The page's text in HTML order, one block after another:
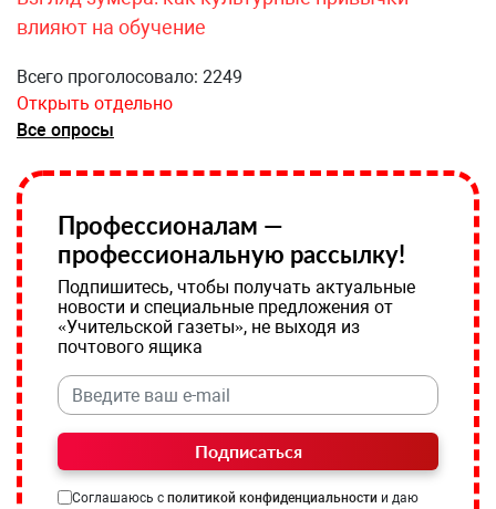
влияют на обучение
Всего проголосовало: 2249
Открыть отдельно
Все опросы
Профессионалам —
профессиональную рассылку!
Подпишитесь, чтобы получать актуальные
новости и специальные предложения от
«Учительской газеты», не выходя из
почтового ящика
Подписаться
Соглашаюсь с политикой конфиденциальности и даю